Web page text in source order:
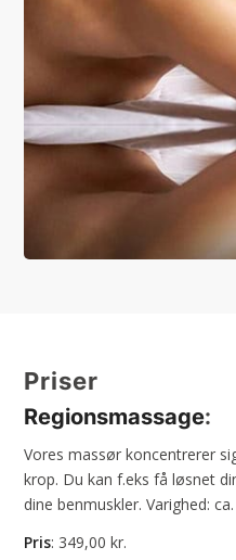
Priser
Regionsmassage:
​Vores massør koncentrerer
krop. Du kan f.eks få løsnet
dine benmuskler. Varighed:
Pris: 349,00 kr.​